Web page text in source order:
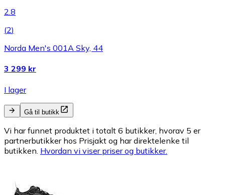
2.8
(2)
Norda Men's 001A Sky, 44
3 299 kr
I lager
Gå til butikk
Vi har funnet produktet i totalt 6 butikker, hvorav 5 er
partnerbutikker hos Prisjakt og har direktelenke til
butikken. Hvordan vi viser priser og butikker.